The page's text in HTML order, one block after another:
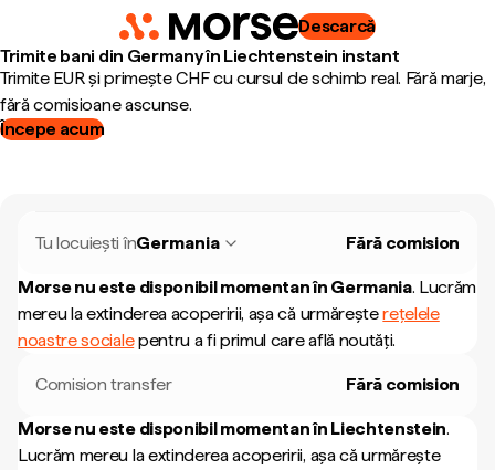
Descarcă
Trimite bani din Germany în Liechtenstein instant
Trimite EUR și primește CHF cu cursul de schimb real. Fără marje,
fără comisioane ascunse.
Începe acum
Tu locuiești înGermania Fără comision
Morse nu este disponibil momentan în Germania. Lucrăm
mereu la extinderea acoperirii, așa că urmăreșterețelele
noastre socialepentru a fi primul care află noutăți.
Comision transfer Fără comision
Morse nu este disponibil momentan în Liechtenstein.
Lucrăm mereu la extinderea acoperirii, așa că urmărește